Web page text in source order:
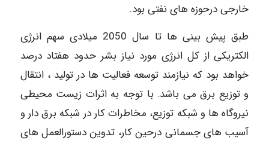
خارجی درحوزه های نفتی بود.
طبق پیش بینی ها تا سال 2050 میلادی سهم انرژی
الکتریکی از کل انرژی مورد نیاز بشر حدود هفتاد درصد
خواهد بود که نیازمند توسعه فعالیت ها در تولید ، انتقال
و توزیع برق می باشد. با توجه به اثرات زیست محیطی
نیروگاه ها و شبکه توزیع، مخاطرات کار در شبکه برق دار و
آسیب های جسمانی درحین کار، تدوین دستورالعمل های